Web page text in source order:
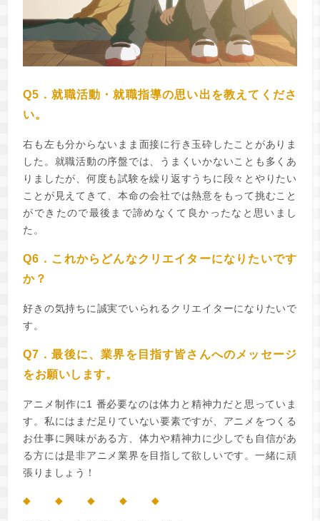
Q5．就職活動・就職指導の思い出を教えてくださ
い。
右も左も分からないまま面接に行き玉砕したことがありま
した。就職活動の序盤では、うまくいかないことも多くあ
りましたが、何度も試験を繰り返すうちに段々とやりたい
ことが見えてきて、本命の会社では熱意をもって挑むこと
ができたので最後まで諦めなくて良かったなと思いまし
た。
Q6．これからどんなクリエイターになりたいです
か？
好きの気持ちに誠実でいられるクリエイターになりたいで
す。
Q7．最後に、業界を目指す皆さんへのメッセージ
をお願いします。
アニメ制作に1 番必要なのは体力と精神力だと思っていま
す。私にはまだ足りていない要素ですが、アニメをつくる
お仕事に興味がある方、体力や精神力に少しでも自信があ
る方には是非アニメ業界を目指して欲しいです。一緒に頑
張りましょう！
◆ ◆ ◆ ◆ ◆